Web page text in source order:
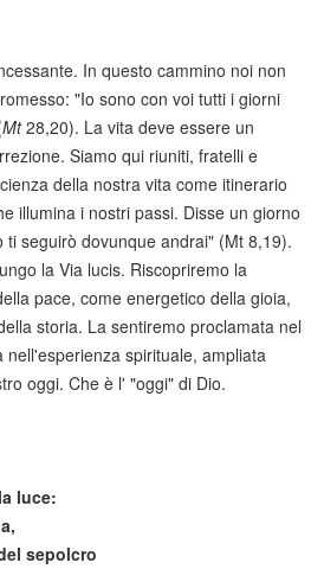
In questo cammino noi non
"Io sono con voi tutti i giorni
Mt28,20). La vita deve essere un
Siamo qui riuniti, fratelli e
della nostra vita come itinerario
illumina i nostri passi. Disse un giorno
ti seguirò dovunque andrai" (Mt 8,19).
la Via lucis. Riscopriremo la
pace, come energetico della gioia,
storia. La sentiremo proclamata nel
spirituale, ampliata
oggi. Che è l' "oggi" di Dio.
luce:
sepolcro